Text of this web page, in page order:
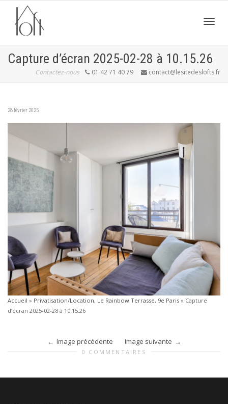
Capture d’écran 2025-02-28 à 10.15.26
Contactez-nous 01 42 71 40 79 contact@lesitedeslofts.fr
28 février 2025
Accueil » Privatisation/Location, Le Rainbow Terrasse, 9e Paris » Capture
d’écran 2025-02-28 à 10.15.26
Image précédente Image suivante
0 COMMENTAIRES